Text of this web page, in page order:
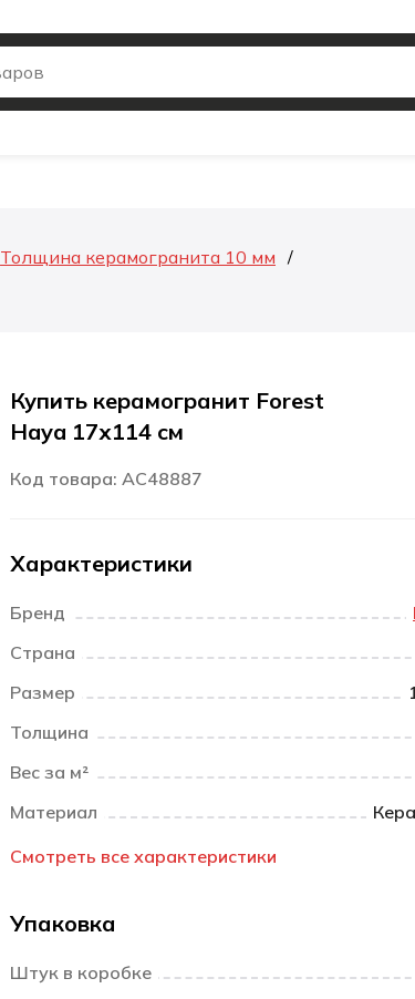
Толщина керамогранита 10 мм
Купить керамогранит Forest
Haya 17х114 см
Код товара: AC48887
Характеристики
Бренд
Страна
Размер
Толщина
Вес за м²
Материал
Смотреть все характеристики
Упаковка
Штук в коробке